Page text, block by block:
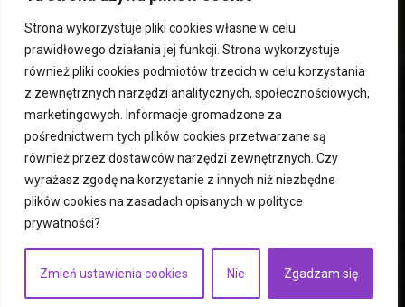
Strona wykorzystuje pliki cookies własne w celu
prawidłowego działania jej funkcji. Strona wykorzystuje
również pliki cookies podmiotów trzecich w celu korzystania
z zewnętrznych narzędzi analitycznych, społecznościowych,
marketingowych. Informacje gromadzone za
pośrednictwem tych plików cookies przetwarzane są
również przez dostawców narzędzi zewnętrznych. Czy
wyrażasz zgodę na korzystanie z innych niż niezbędne
plików cookies na zasadach opisanych w polityce
prywatności?
Zmień ustawienia cookies Nie Zgadzam się
Wirówki i ekstraktory Rousselet Robatel
Mieszalniki PERMIX
Liofilizatory i suszarnie Hegatec
Maszyny używane
Suszarnie fluidalne
Atomizery Usługi
Kontakt
Polityka prywatności
Copyright © 2023fiprocess.pl
Wykonanie:
bizneszoom.pl